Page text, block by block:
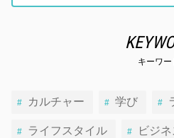
キーワー
カルチャー 学び
ライフスタイル ビジネ